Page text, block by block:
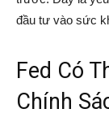
đầu tư vào sức
Fed Có
Chính